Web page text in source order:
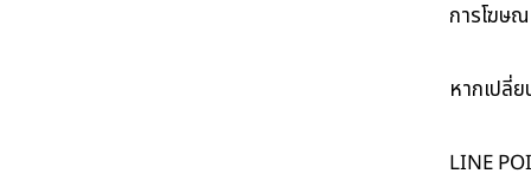
การโฆษ
หากเปลี่
LINE